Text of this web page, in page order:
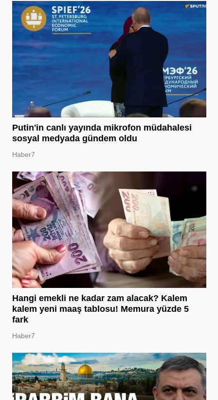
Putin'in canlı yayında mikrofon müdahalesi
sosyal medyada gündem oldu
Haber7
Hangi emekli ne kadar zam alacak? Kalem
kalem yeni maaş tablosu! Memura yüzde 5
fark
Haber7